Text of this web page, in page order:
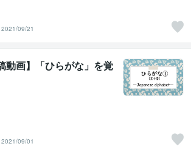
2021/09/21
動画】「ひらがな」を覚
2021/09/01